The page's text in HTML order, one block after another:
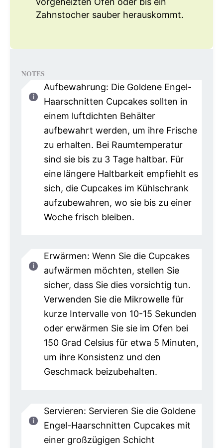
Zahnstocher sauber herauskommt.
NOTES
Aufbewahrung: Die Goldene Engel-
Haarschnitten Cupcakes sollten in
einem luftdichten Behälter
aufbewahrt werden, um ihre Frische
zu erhalten. Bei Raumtemperatur
sind sie bis zu 3 Tage haltbar. Für
eine längere Haltbarkeit empfiehlt es
sich, die Cupcakes im Kühlschrank
aufzubewahren, wo sie bis zu einer
Woche frisch bleiben.
Erwärmen: Wenn Sie die Cupcakes
aufwärmen möchten, stellen Sie
sicher, dass Sie dies vorsichtig tun.
Verwenden Sie die Mikrowelle für
kurze Intervalle von 10-15 Sekunden
oder erwärmen Sie sie im Ofen bei
150 Grad Celsius für etwa 5 Minuten,
um ihre Konsistenz und den
Geschmack beizubehalten.
Servieren: Servieren Sie die Goldene
Engel-Haarschnitten Cupcakes mit
einer großzügigen Schicht